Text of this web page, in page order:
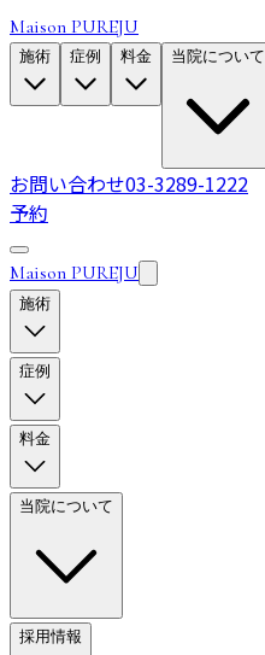
Maison PUREJU
施術 症例 料金 当院について
お問い合わせ03-3289-1222
予約
Maison PUREJU
施術
症例
料金
当院について
採用情報